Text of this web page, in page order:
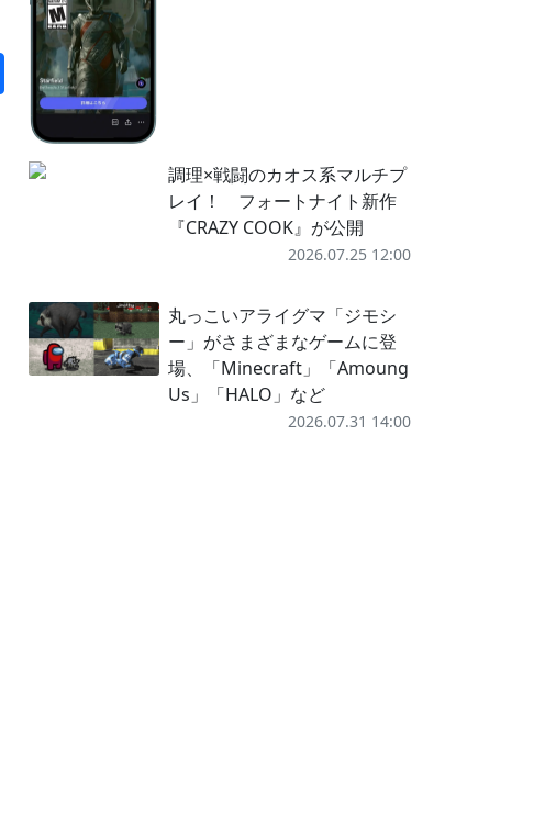
調理×戦闘のカオス系マルチプ
レイ！ フォートナイト新作
『CRAZY COOK』が公開
2026.07.25 12:00
丸っこいアライグマ「ジモシ
ー」がさまざまなゲームに登
場、「Minecraft」「Amoung
Us」「HALO」など
2026.07.31 14:00